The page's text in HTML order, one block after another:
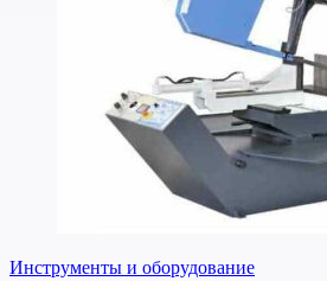
Инструменты и оборудование